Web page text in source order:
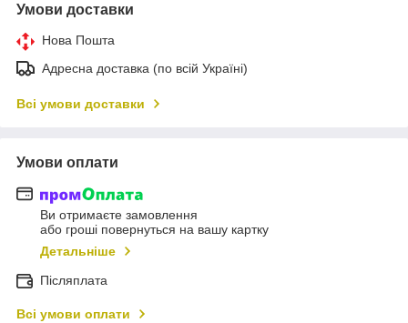
Умови доставки
Нова Пошта
Адресна доставка (по всій Україні)
Всі умови доставки
Умови оплати
Ви отримаєте замовлення
або гроші повернуться на вашу картку
Детальніше
Післяплата
Всі умови оплати